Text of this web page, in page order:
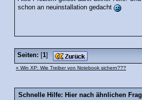
schon an neuinstallation gedacht
Seiten: [1]
« Win XP: Wie Treiber von Notebook sichern???
Schnelle Hilfe: Hier nach ähnlichen